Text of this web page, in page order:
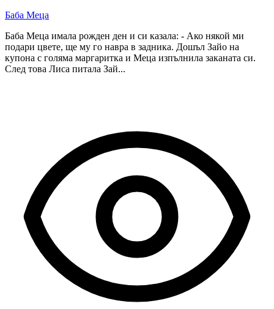
Баба Меца
Баба Меца имала рожден ден и си казала: - Ако някой ми
подари цвете, ще му го навра в задника. Дошъл Зайо на
купона с голяма маргаритка и Меца изпълнила заканата си.
След това Лиса питала Зай...